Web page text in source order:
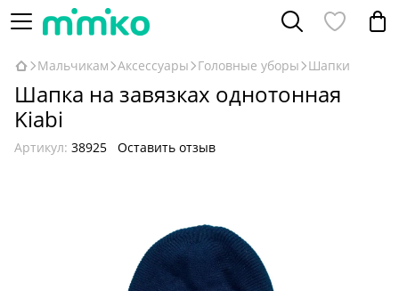
Мальчикам Аксессуары Головные уборы Шапки
Шапка на завязках однотонная
Kiabi
Артикул: 38925 Оставить отзыв